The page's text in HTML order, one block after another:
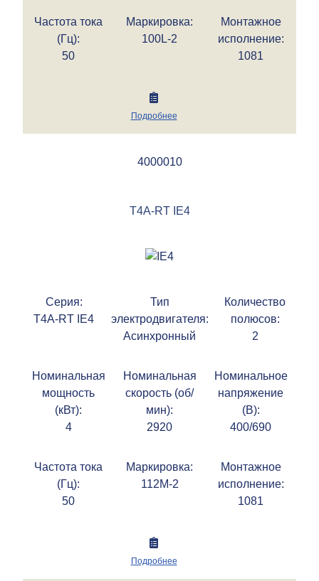
Частота тока
(Гц):
50
Маркировка:
100L-2
Монтажное
исполнение:
1081
Подробнее
4000010
T4A-RT IE4
Серия:
T4A-RT IE4
Тип
электродвигателя:
Асинхронный
Количество
полюсов:
2
Номинальная
мощность
(кВт):
4
Номинальная
скорость (об/
мин):
2920
Номинальное
напряжение
(В):
400/690
Частота тока
(Гц):
50
Маркировка:
112M-2
Монтажное
исполнение:
1081
Подробнее